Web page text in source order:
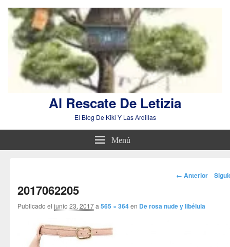
Al Rescate De Letizia
El Blog De Kiki Y Las Ardillas
Menú
Navegador
← Anterior
2017062205
Publicado el junio 23, 2017a565 × 364en De rosa nude y libélula